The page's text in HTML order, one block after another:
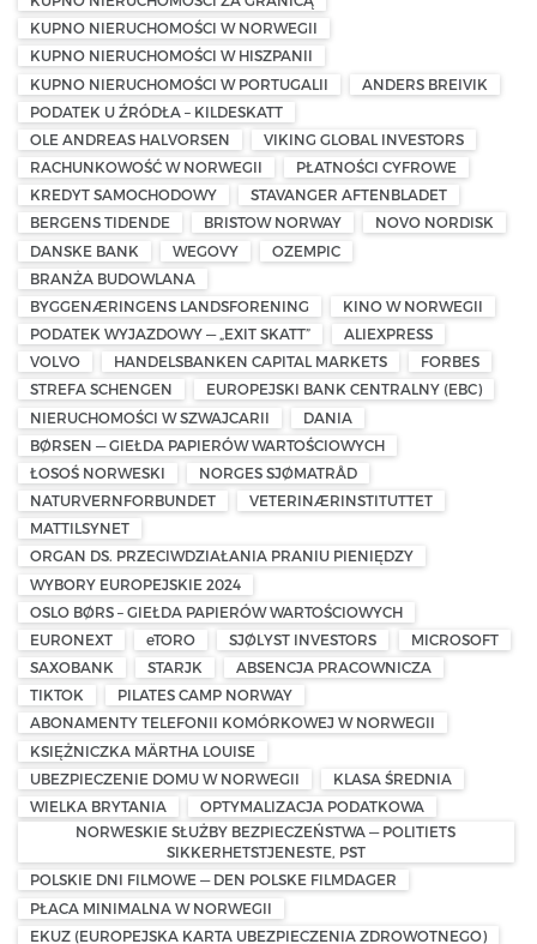
KUPNO NIERUCHOMOŚCI W NORWEGII
KUPNO NIERUCHOMOŚCI W HISZPANII
KUPNO NIERUCHOMOŚCI W PORTUGALII
ANDERS BREIVIK
PODATEK U ŹRÓDŁA – KILDESKATT
OLE ANDREAS HALVORSEN
VIKING GLOBAL INVESTORS
RACHUNKOWOŚĆ W NORWEGII
PŁATNOŚCI CYFROWE
KREDYT SAMOCHODOWY
STAVANGER AFTENBLADET
BERGENS TIDENDE
BRISTOW NORWAY
NOVO NORDISK
DANSKE BANK
WEGOVY
OZEMPIC
BRANŻA BUDOWLANA
BYGGENÆRINGENS LANDSFORENING
KINO W NORWEGII
PODATEK WYJAZDOWY — „EXIT SKATT”
ALIEXPRESS
VOLVO
HANDELSBANKEN CAPITAL MARKETS
FORBES
STREFA SCHENGEN
EUROPEJSKI BANK CENTRALNY (EBC)
NIERUCHOMOŚCI W SZWAJCARII
DANIA
BØRSEN — GIEŁDA PAPIERÓW WARTOŚCIOWYCH
ŁOSOŚ NORWESKI
NORGES SJØMATRÅD
NATURVERNFORBUNDET
VETERINÆRINSTITUTTET
MATTILSYNET
ORGAN DS. PRZECIWDZIAŁANIA PRANIU PIENIĘDZY
WYBORY EUROPEJSKIE 2024
OSLO BØRS – GIEŁDA PAPIERÓW WARTOŚCIOWYCH
EURONEXT
eTORO SJØLYST INVESTORS
MICROSOFT
SAXOBANK
STARJK
ABSENCJA PRACOWNICZA
TIKTOK
PILATES CAMP NORWAY
ABONAMENTY TELEFONII KOMÓRKOWEJ W NORWEGII
KSIĘŻNICZKA MÄRTHA LOUISE
UBEZPIECZENIE DOMU W NORWEGII
KLASA ŚREDNIA
WIELKA BRYTANIA
OPTYMALIZACJA PODATKOWA
NORWESKIE SŁUŻBY BEZPIECZEŃSTWA — POLITIETS
SIKKERHETSTJENESTE, PST
POLSKIE DNI FILMOWE — DEN POLSKE FILMDAGER
PŁACA MINIMALNA W NORWEGII
EKUZ (EUROPEJSKA KARTA UBEZPIECZENIA ZDROWOTNEGO)